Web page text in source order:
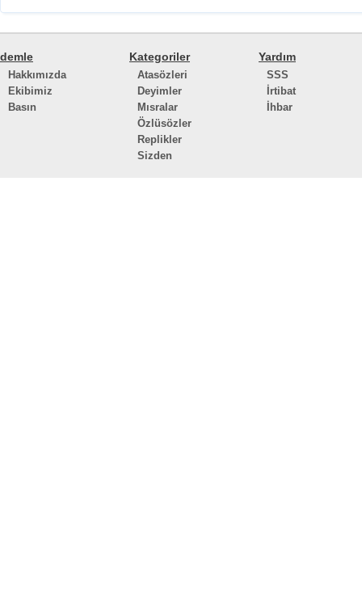
demle
Hakkımızda
Ekibimiz
Basın
Kategoriler
Atasözleri
Deyimler
Mısralar
Özlüsözler
Replikler
Sizden
Yardım
SSS
İrtibat
İhbar